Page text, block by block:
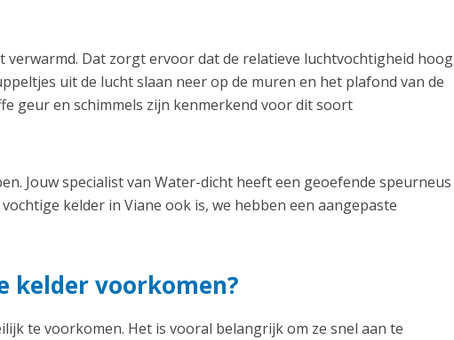
verwarmd. Dat zorgt ervoor dat de relatieve luchtvochtigheid hoog
uit de lucht slaan neer op de muren en het plafond van de
geur en schimmels zijn kenmerkend voor dit soort
Jouw specialist van Water-dicht heeft een geoefende speurneus
kelder in Viane ook is, we hebben een aangepaste
kelder voorkomen?
te voorkomen. Het is vooral belangrijk om ze snel aan te